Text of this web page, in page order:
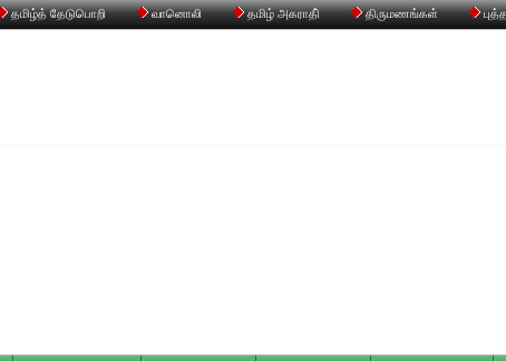
தமிழ்த் தேடுபொறி வானொலி தமிழ் அகராதி் திருமணங்கள்